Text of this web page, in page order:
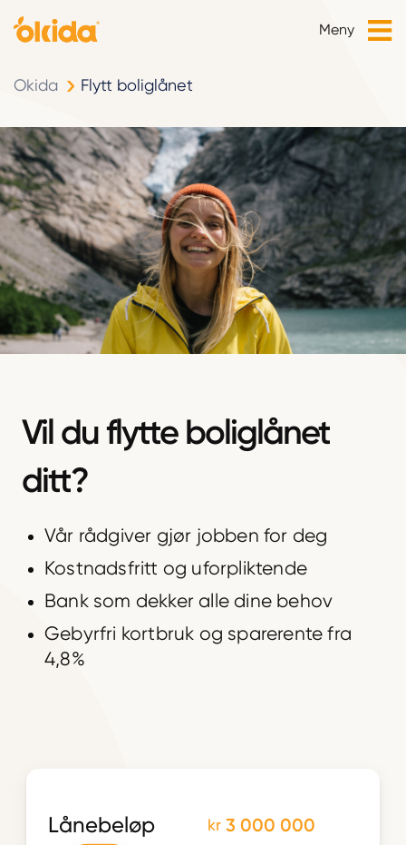
Meny
Okida Flytt boliglånet
Vil du flytte boliglånet
ditt?
Vår rådgiver gjør jobben for deg
Kostnadsfritt og uforpliktende
Bank som dekker alle dine behov
Gebyrfri kortbruk og sparerente fra
4,8%
Lånebeløp kr 3 000 000